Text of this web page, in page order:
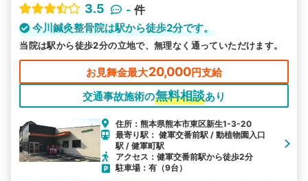
3.5
- 件
今川鍼灸整骨院は駅から徒歩2分です。
当院は駅から徒歩2分の立地で、無理なく通っていただけます。
お見舞金最大20,000円支給
交通事故施術の無料相談あり
住所：熊本県熊本市東区新生1-3-20
最寄り駅： 健軍交番前駅 / 動植物園入口
駅 / 健軍町駅
アクセス：健軍交番前駅から徒歩2分
駐車場：有（9台）